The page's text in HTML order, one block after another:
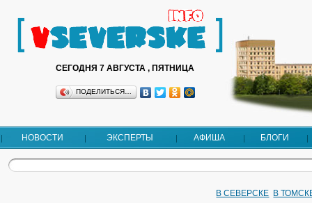
СЕГОДНЯ 7 АВГУСТА , ПЯТНИЦА
ПОДЕЛИТЬСЯ…
НОВОСТИ ЭКСПЕРТЫ АФИША БЛОГИ
В СЕВЕРСКЕ В